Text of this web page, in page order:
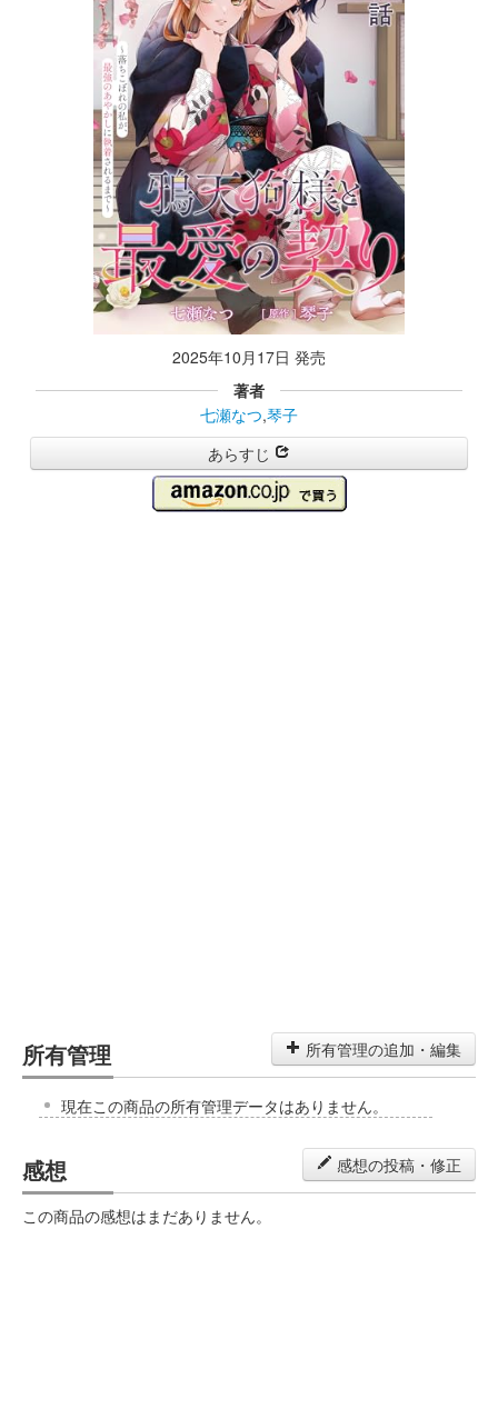
2025年10月17日 発売
著者
七瀬なつ,琴子
あらすじ
所有管理 所有管理の追加・編集
現在この商品の所有管理データはありません。
感想 感想の投稿・修正
この商品の感想はまだありません。